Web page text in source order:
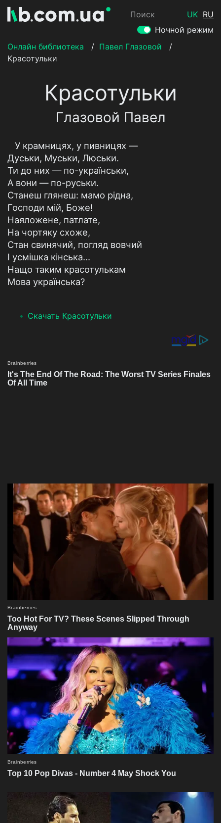
Поиск UK RU
Ночной режим
Онлайн библиотека
/ Павел Глазовой
/
Красотульки
Красотульки
Глазовой Павел
У крамницях, у пивницях —
Дуськи, Муськи, Люськи.
Ти до них — по-українськи,
А вони — по-руськи.
Станеш глянеш: мамо рідна,
Господи мій, Боже!
Наяложене, патлате,
На чортяку схоже,
Стан свинячий, погляд вовчий
І усмішка кінська...
Нащо таким красотулькам
Мова українська?
Скачать Красотульки